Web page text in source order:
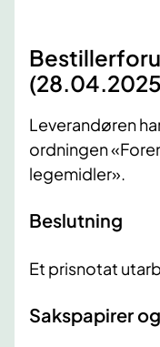
Leverandøren
ordningen
legemidler».
Beslutning
Et prisnotat
Sakspapirer